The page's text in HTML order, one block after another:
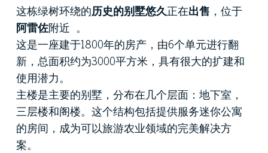
这栋绿树环绕的历史的别墅悠久正在出售 ，位于
阿雷佐附近 。
这是一座建于1800年的房产，由6个单元进行翻
新，总面积约为3000平方米，具有很大的扩建和
使用潜力。
主楼是主要的别墅，分布在几个层面：地下室，
三层楼和阁楼。这个结构包括提供服务迷你公寓
的房间，成为可以旅游农业领域的完美解决方
案。